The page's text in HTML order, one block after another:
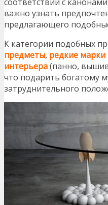
важно узнать
предлагающего
К категории подобных
предметы, редкие марки
интерьера(панно,
что подарить богатому
затруднительного